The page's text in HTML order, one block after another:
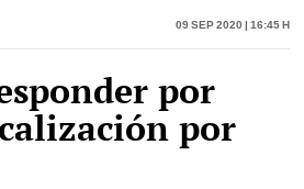
09 Sep 2020 | 16:45 h
por
por